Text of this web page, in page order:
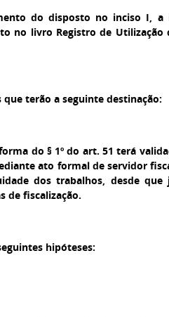
do disposto no inciso I, a
no livro Registro de Utilização
que terão a seguinte destinação:
do § 1º do art. 51 terá
ato formal de servidor
dos trabalhos, desde
de fiscalização.
hipóteses: